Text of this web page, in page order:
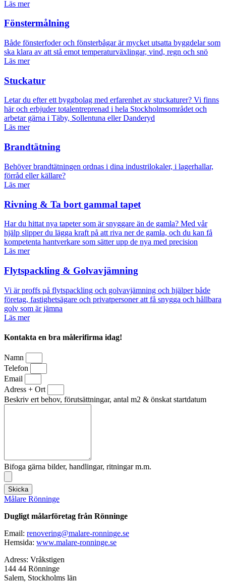
Läs mer
Fönstermålning
Både fönsterfoder och fönsterbågar är mycket utsatta byggdelar som
ska klara av att stå emot temperaturväxlingar, vind, regn och snö
Läs mer
Stuckatur
Letar du efter ett byggbolag med erfarenhet av stuckaturer? Vi finns
här och erbjuder totalentreprenad i hela Stockholmsområdet och
arbetar gärna i Täby, Sollentuna eller Danderyd
Läs mer
Brandtätning
Behöver brandtätningen ordnas i dina industrilokaler, i lagerhallar,
förråd eller källare?
Läs mer
Rivning & Ta bort gammal tapet
Har du hittat nya tapeter som är snyggare än de gamla? Med vår
hjälp slipper du lägga kraft på att riva ner de gamla, och du kan få
kompetenta hantverkare som sätter upp de nya med precision
Läs mer
Flytspackling & Golvavjämning
Vi är proffs på flytspackling och golvavjämning och hjälper både
företag, fastighetsägare och privatpersoner att få snygga och hållbara
golv som är jämna
Läs mer
Kontakta en bra målerifirma idag!
Namn
Telefon
Email
Adress + Ort
Beskriv ert behov, förutsättningar, antal m2 & önskat startdatum
Bifoga gärna bilder, handlingar, ritningar m.m.
Skicka
Målare Rönninge
Dugligt målarföretag från Rönninge
Email: renovering@malare-ronninge.se
Hemsida: www.malare-ronninge.se
Adress: Vråkstigen
144 44 Rönninge
Salem, Stockholms län